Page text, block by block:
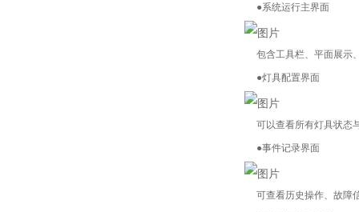
●系统运行主界面
包含工具栏、平面展
●灯具配置界面
可以查看所有灯具状态
●事件记录界面
可查看历史操作、故障